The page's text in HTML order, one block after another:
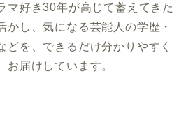
マ好き30年が高じて蓄えてきた
かし、気になる芸能人の学歴・
どを、できるだけ分かりやすく
お届けしています。